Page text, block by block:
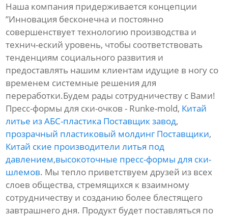
Наша компания придерживается концепции
”Инновация бесконечна и постоянно
совершенствует технологию производства и
технич-еский уровень, чтобы соответствовать
тенденциям социального развития и
предоставлять нашим клиентам идущие в ногу со
временем системные решения для
переработки.Будем рады сотрудничеству с Вами!
Пресс-формы для ски-очков - Runke-mold, Китай
литье из АБС-пластика Поставщик завод,
прозрачный пластиковый молдинг Поставщики,
Китай ские производители литья под
давлением,высокоточные пресс-формы для ски-
шлемов. Мы тепло приветствуем друзей из всех
слоев общества, стремящихся к взаимному
сотрудничеству и созданию более блестящего
завтрашнего дня. Продукт будет поставляться по